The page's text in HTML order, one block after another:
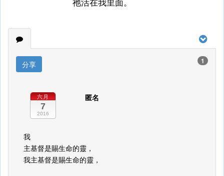
分享 1
六月
7
2016
匿名
我
主基督是賜生命的靈，
我主基督是賜生命的靈，